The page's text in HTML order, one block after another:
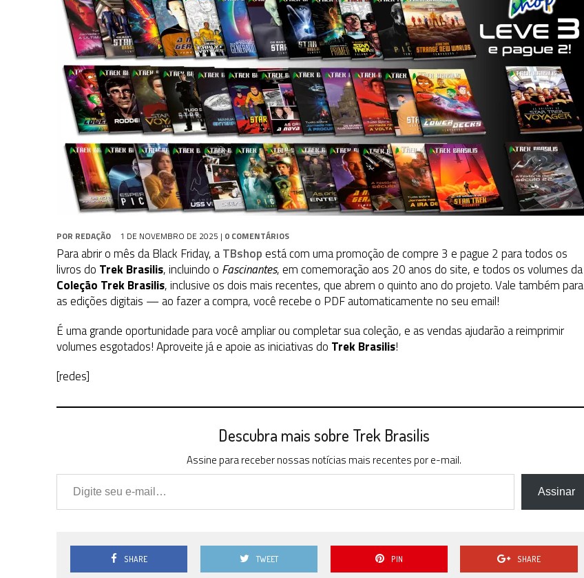
POR REDAÇÃO 1 DE NOVEMBRO DE 2025 | 0 COMENTÁRIOS
Para abrir o mês da Black Friday, aTBshopestá com uma promoção de compre 3 e pague 2 para todos os
livros do Trek Brasilis, incluindo o Fascinantes, em comemoração aos 20 anos do site, e todos os volumes da
Coleção Trek Brasilis, inclusive os dois mais recentes, que abrem o quinto ano do projeto. Vale também para
as edições digitais — ao fazer a compra, você recebe o PDF automaticamente no seu email!
É uma grande oportunidade para você ampliar ou completar sua coleção, e as vendas ajudarão a reimprimir
volumes esgotados! Aproveite já e apoie as iniciativas do Trek Brasilis!
[redes]
Descubra mais sobre Trek Brasilis
Assine para receber nossas notícias mais recentes por e-mail.
Digite seu e-mail…
Assinar
SHARE TWEET PIN SHARE